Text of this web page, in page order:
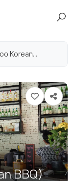
Korean...
BBQ)